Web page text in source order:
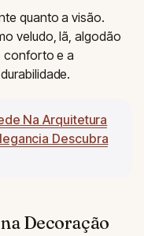
quanto a visão.
veludo, lã, algodão
conforto e a
Na Arquitetura
Descubra
Decoração